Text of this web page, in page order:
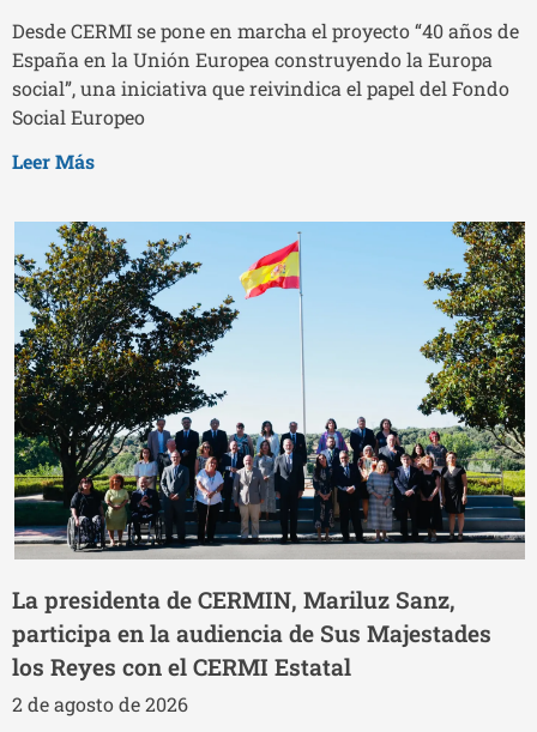
Desde CERMI se pone en marcha el proyecto “40 años de
España en la Unión Europea construyendo la Europa
social”, una iniciativa que reivindica el papel del Fondo
Social Europeo
Leer Más
La presidenta de CERMIN, Mariluz Sanz,
participa en la audiencia de Sus Majestades
los Reyes con el CERMI Estatal
2 de agosto de 2026